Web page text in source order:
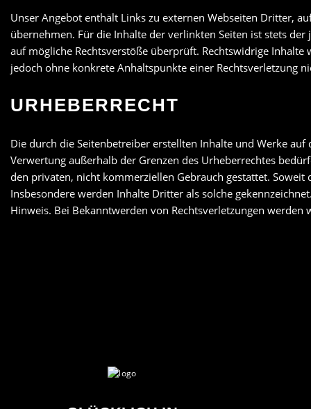
Unser Angebot enthält Links zu externen Webseiten Dritter,
übernehmen. Für die Inhalte der verlinkten Seiten ist stets
auf mögliche Rechtsverstöße überprüft. Rechtswidrige
jedoch ohne konkrete Anhaltspunkte einer Rechtsverletzung
URHEBERRECHT
Die durch die Seitenbetreiber erstellten Inhalte und Werke
Verwertung außerhalb der Grenzen des Urheberrechtes
den privaten, nicht kommerziellen Gebrauch gestattet.
Insbesondere werden Inhalte Dritter als solche
Hinweis. Bei Bekanntwerden von Rechtsverletzungen